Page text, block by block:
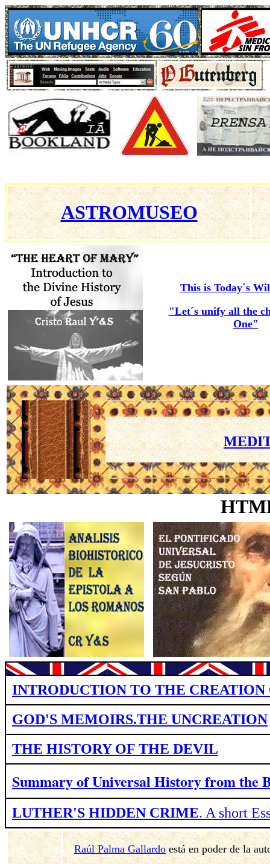
ASTROMUSEO
This is Today´s
"Let´s unify all the
One"
INTRODUCTION TO THE CREATION
GOD'S MEMOIRS.THE UNCREATION
THE HISTORY OF THE DEVIL
Summary of Universal History fromthe
LUTHER'S HIDDEN CRIME. A short
Raúl Palma Gallardoestá en poder de la